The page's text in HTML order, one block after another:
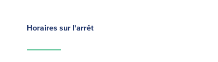
Horaires sur l'arrêt